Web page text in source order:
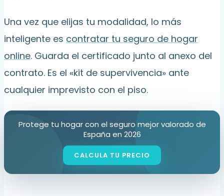
Una vez que elijas tu modalidad, lo más
inteligente es contratar tu seguro de hogar
online. Guarda el certificado junto al anexo del
contrato. Es el «kit de supervivencia» ante
cualquier imprevisto con el piso.
Protege tu hogar con el seguro mejor valorado de
España en 2026